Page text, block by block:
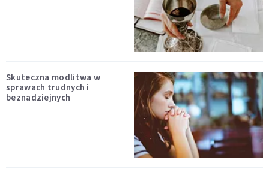
Skuteczna modlitwa w
sprawach trudnych i
beznadziejnych